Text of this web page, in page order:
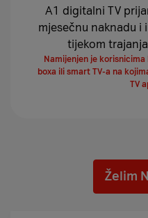
A1 digitalni TV
mjesečnu naknadu i
tijekom
Namijenjen je korisnicima
boxa ili smart TV-a na
TV
Želim